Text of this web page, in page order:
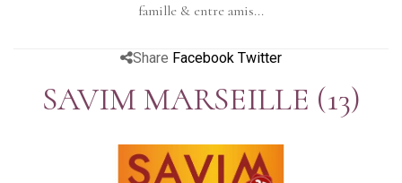
famille & entre amis...
Share Facebook Twitter
SAVIM MARSEILLE (13)